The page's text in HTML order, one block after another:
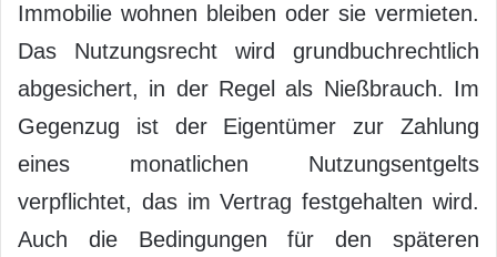
Immobilie wohnen bleiben oder sie vermieten.
Das Nutzungsrecht wird grundbuchrechtlich
abgesichert, in der Regel als Nießbrauch. Im
Gegenzug ist der Eigentümer zur Zahlung
eines monatlichen Nutzungsentgelts
verpflichtet, das im Vertrag festgehalten wird.
Auch die Bedingungen für den späteren